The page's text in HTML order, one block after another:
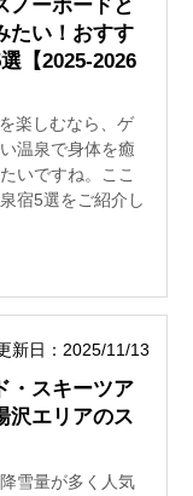
ノーボードと
たい！おすす
【2025-2026
楽しむなら、ゲ
温泉で身体を癒
いですね。ここ
宿5選をご紹介し
新日：2025/11/13
・スキーツア
沢エリアのス
雪量が多く人気